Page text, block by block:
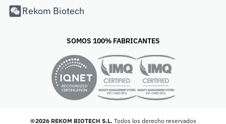
Rekom Biotech
SOMOS 100% FABRICANTES
©2026 REKOM BIOTECH S.L. Todos los derecho reservados